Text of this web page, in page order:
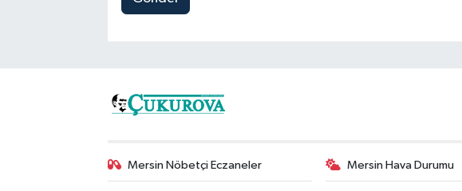
Mersin Nöbetçi Eczaneler Mersin Hava Durumu